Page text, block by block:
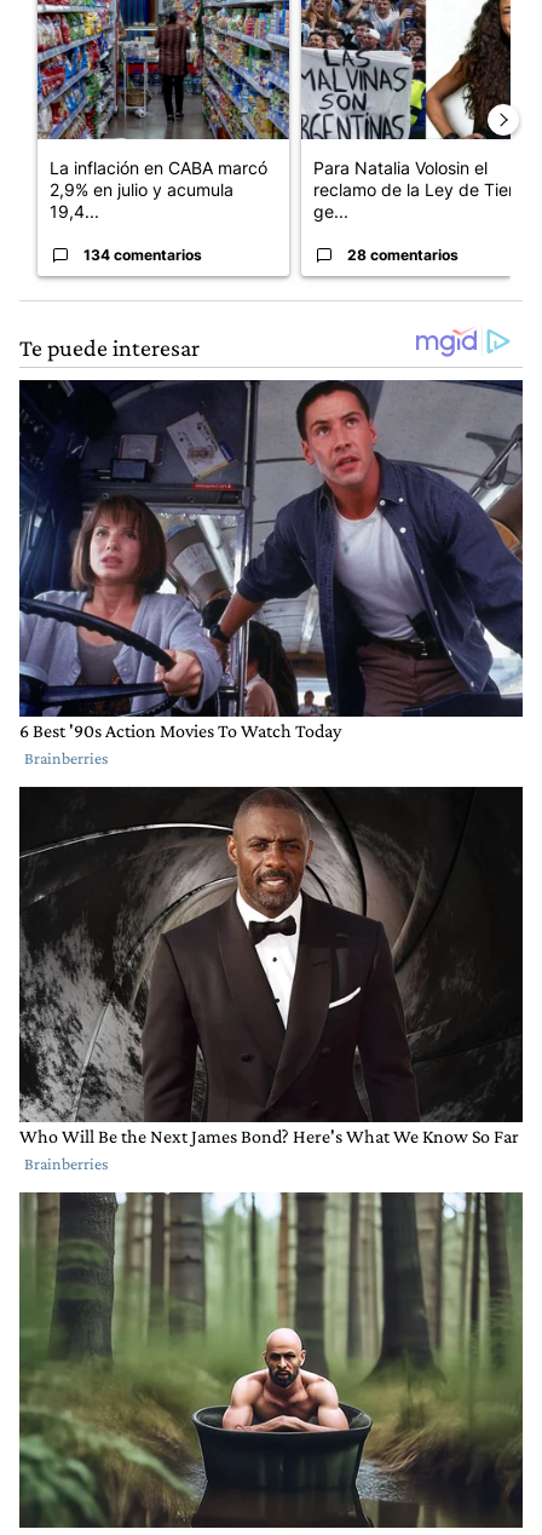
La inflación en CABA marcó
2,9% en julio y acumula
19,4...
134 comentarios
Para Natalia Volosin el
reclamo de la Ley de Tierras
ge...
28 comentarios